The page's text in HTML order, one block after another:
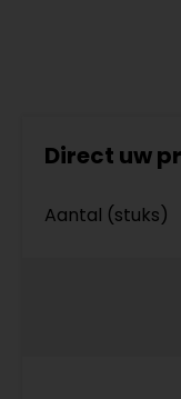
Direct uw
Aantal (stuks)